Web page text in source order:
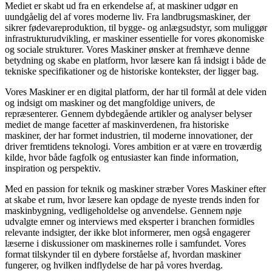
Mediet er skabt ud fra en erkendelse af, at maskiner udgør en
uundgåelig del af vores moderne liv. Fra landbrugsmaskiner, der
sikrer fødevareproduktion, til bygge- og anlægsudstyr, som muliggør
infrastrukturudvikling, er maskiner essentielle for vores økonomiske
og sociale strukturer. Vores Maskiner ønsker at fremhæve denne
betydning og skabe en platform, hvor læsere kan få indsigt i både de
tekniske specifikationer og de historiske kontekster, der ligger bag.
Vores Maskiner er en digital platform, der har til formål at dele viden
og indsigt om maskiner og det mangfoldige univers, de
repræsenterer. Gennem dybdegående artikler og analyser belyser
mediet de mange facetter af maskinverdenen, fra historiske
maskiner, der har formet industrien, til moderne innovationer, der
driver fremtidens teknologi. Vores ambition er at være en troværdig
kilde, hvor både fagfolk og entusiaster kan finde information,
inspiration og perspektiv.
Med en passion for teknik og maskiner stræber Vores Maskiner efter
at skabe et rum, hvor læsere kan opdage de nyeste trends inden for
maskinbygning, vedligeholdelse og anvendelse. Gennem nøje
udvalgte emner og interviews med eksperter i branchen formidles
relevante indsigter, der ikke blot informerer, men også engagerer
læserne i diskussioner om maskinernes rolle i samfundet. Vores
format tilskynder til en dybere forståelse af, hvordan maskiner
fungerer, og hvilken indflydelse de har på vores hverdag.